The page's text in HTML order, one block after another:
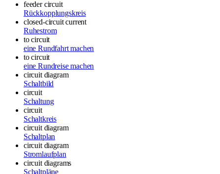
feeder circuit
Rückkopplungskreis
closed-circuit current
Ruhestrom
to circuit
eine Rundfahrt machen
to circuit
eine Rundreise machen
circuit diagram
Schaltbild
circuit
Schaltung
circuit
Schaltkreis
circuit diagram
Schaltplan
circuit diagram
Stromlaufplan
circuit diagrams
Schaltpläne